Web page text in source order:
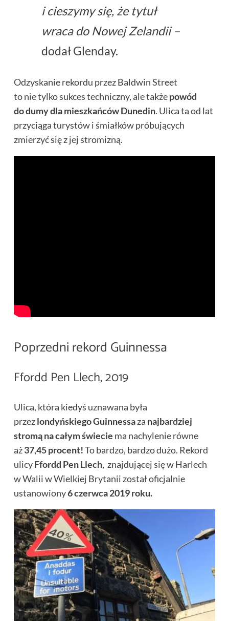
i cieszymy się, że tytuł
wraca do Nowej Zelandii –
dodał Glenday.
Odzyskanie rekordu przez Baldwin Street
to nie tylko sukces techniczny, ale takżepowód
do dumy dla mieszkańców Dunedin. Ulica ta od lat
przyciąga turystów i śmiałków próbujących
zmierzyć się z jej stromizną.
Poprzedni rekord Guinnessa
Ffordd Pen Llech, 2019
Ulica, która kiedyś uznawana była
przezlondyńskiego Guinnessaza najbardziej
stromą na całym świecie ma nachylenie równe
aż37,45 procent!To bardzo, bardzo dużo. Rekord
ulicyFfordd Pen Llech, znajdującej się w Harlech
w Walii w Wielkiej Brytanii został oficjalnie
ustanowiony6 czerwca 2019 roku.